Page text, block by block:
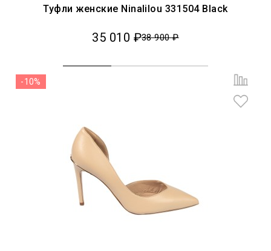
Туфли женские Ninalilou 331504 Black
35 010 ₽38 900 ₽
-10%